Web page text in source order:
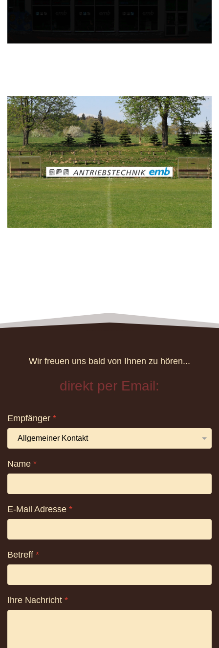
Wir freuen uns bald von Ihnen zu hören...
direkt per Email:
Empfänger *
Name *
E-Mail Adresse *
Betreff *
Ihre Nachricht *